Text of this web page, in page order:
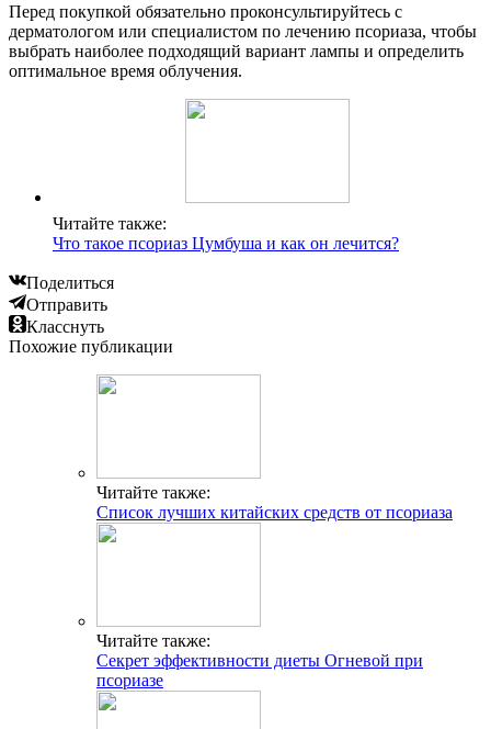
Перед покупкой обязательно проконсультируйтесь с
дерматологом или специалистом по лечению псориаза, чтобы
выбрать наиболее подходящий вариант лампы и определить
оптимальное время облучения.
Читайте также:
Что такое псориаз Цумбуша и как он лечится?
Поделиться
Отправить
Класснуть
Похожие публикации
Читайте также:
Список лучших китайских средств от псориаза
Читайте также:
Секрет эффективности диеты Огневой при
псориазе